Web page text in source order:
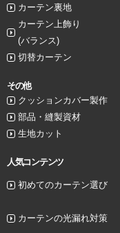
カーテン裏地
カーテン上飾り
(バランス)
切替カーテン
その他
クッションカバー製作
部品・縫製資材
生地カット
人気コンテンツ
初めてのカーテン選び
カーテンの光漏れ対策